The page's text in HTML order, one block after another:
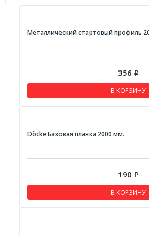
Металлический стартовый профиль
356 Р
В КОРЗИНУ
Döcke Базовая планка 2000 мм.
190 Р
В КОРЗИНУ